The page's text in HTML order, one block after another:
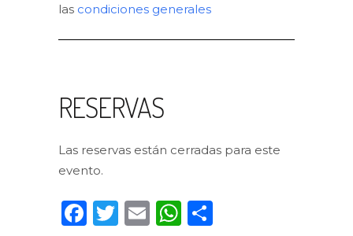
las condiciones generales
RESERVAS
Las reservas están cerradas para este
evento.
Facebook
Twitter
EmailWhatsApp